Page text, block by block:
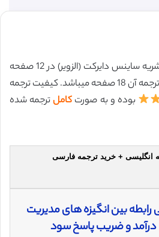
این مقاله انگلیسی ISI در نشریه ساینس دایرکت (الزویر) در 12 صفحه
در سال 2016 منتشر شده و ترجمه آن 18 صفحه میباشد. کیفیت ترجمه
بوده و به صورت کاملترجمه شده
انگلیسی + خرید ترجمه فارسی
رابطه بین انگیزه های مدیریت
درآمد و ضریب پاسخ سود